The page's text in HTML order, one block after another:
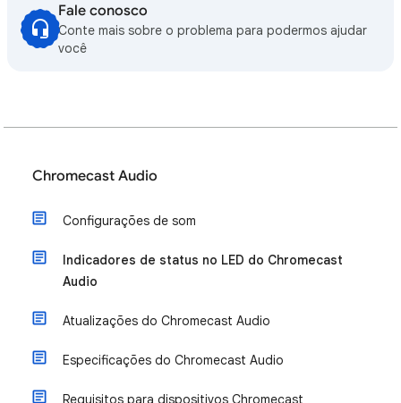
Fale conosco
Conte mais sobre o problema para podermos ajudar
você
Chromecast Audio
Configurações de som
Indicadores de status no LED do Chromecast
Audio
Atualizações do Chromecast Audio
Especificações do Chromecast Audio
Requisitos para dispositivos Chromecast